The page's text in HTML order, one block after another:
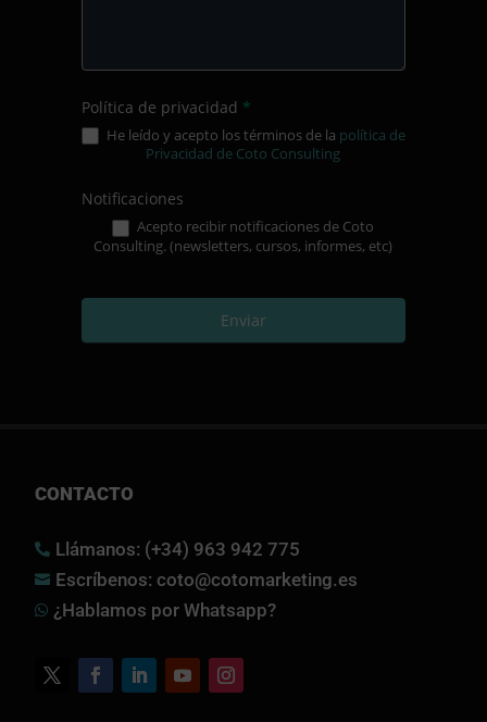
Política de privacidad *
He leído y acepto los términos de la política de
Privacidad de Coto Consulting
Notificaciones
Acepto recibir notificaciones de Coto
Consulting. (newsletters, cursos, informes, etc)
Enviar
CONTACTO
 Llámanos: (+34) 963 942 775
 Escríbenos: coto@cotomarketing.es
 ¿Hablamos por Whatsapp?